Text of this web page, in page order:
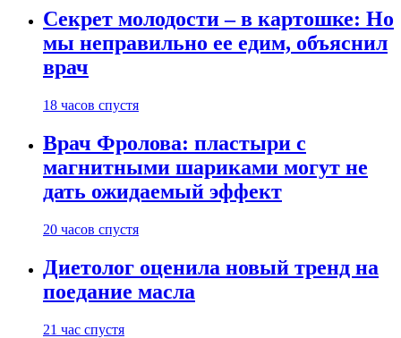
Секрет молодости – в картошке: Но
мы неправильно ее едим, объяснил
врач
18 часов спустя
Врач Фролова: пластыри с
магнитными шариками могут не
дать ожидаемый эффект
20 часов спустя
Диетолог оценила новый тренд на
поедание масла
21 час спустя